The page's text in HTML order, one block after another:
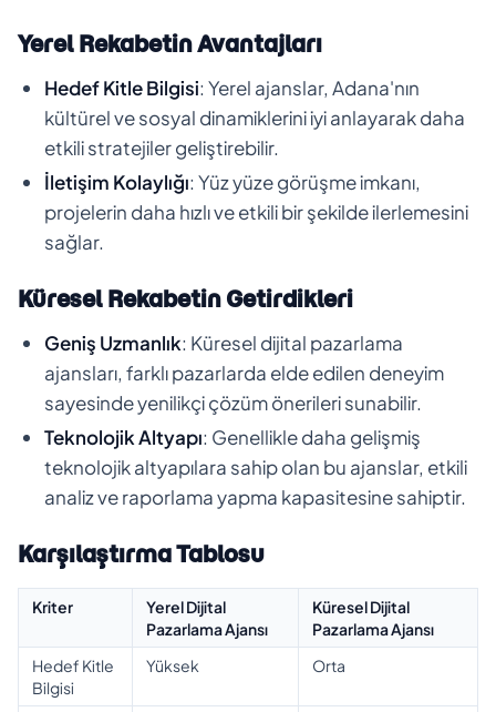
Yerel Rekabetin Avantajları
Hedef Kitle Bilgisi: Yerel ajanslar, Adana'nın
kültürel ve sosyal dinamiklerini iyi anlayarak daha
etkili stratejiler geliştirebilir.
İletişim Kolaylığı: Yüz yüze görüşme imkanı,
projelerin daha hızlı ve etkili bir şekilde ilerlemesini
sağlar.
Küresel Rekabetin Getirdikleri
Geniş Uzmanlık: Küresel dijital pazarlama
ajansları, farklı pazarlarda elde edilen deneyim
sayesinde yenilikçi çözüm önerileri sunabilir.
Teknolojik Altyapı: Genellikle daha gelişmiş
teknolojik altyapılara sahip olan bu ajanslar, etkili
analiz ve raporlama yapma kapasitesine sahiptir.
Karşılaştırma Tablosu
Kriter
Yerel Dijital
Pazarlama Ajansı
Küresel Dijital
Pazarlama Ajansı
Hedef Kitle
Bilgisi
Yüksek Orta